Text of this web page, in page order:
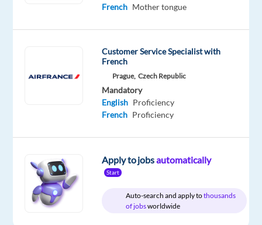
with
time
French Mother tongue
Customer Service Specialist with
French
Prague, Czech Republic
Mandatory
English Proficiency
French Proficiency
Apply to jobsautomatically
Start
Auto-search and apply tothousands
of jobsworldwide